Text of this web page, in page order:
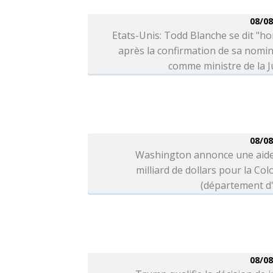
08/
Etats-Unis: Todd Blanche se dit
après la confirmation de sa
comme ministre de la
08/
Washington annonce une
milliard de dollars pour la
(département
08/